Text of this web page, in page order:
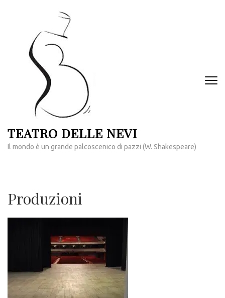
TEATRO DELLE NEVI
Il mondo è un grande palcoscenico di pazzi (W. Shakespeare)
Produzioni